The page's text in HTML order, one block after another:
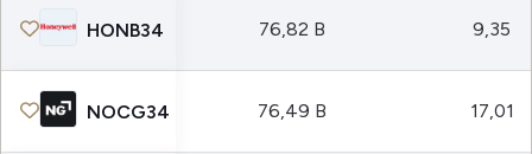
HONB34 76,82 B 9,35
NOCG34 76,49 B 17,01